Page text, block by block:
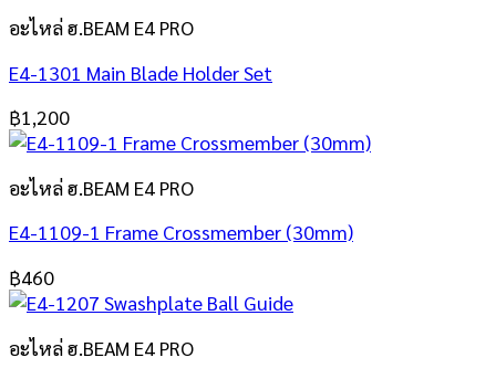
อะไหล่ ฮ.BEAM E4 PRO
E4-1301 Main Blade Holder Set
฿1,200
อะไหล่ ฮ.BEAM E4 PRO
E4-1109-1 Frame Crossmember (30mm)
฿460
อะไหล่ ฮ.BEAM E4 PRO